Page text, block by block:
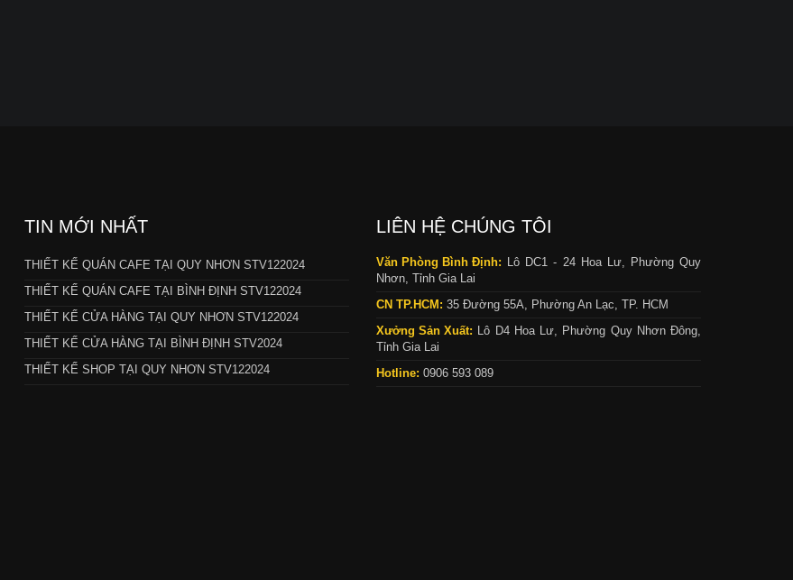
TIN MỚI NHẤT
THIẾT KẾ QUÁN CAFE TẠI QUY NHƠN STV122024
THIẾT KẾ QUÁN CAFE TẠI BÌNH ĐỊNH STV122024
THIẾT KẾ CỬA HÀNG TẠI QUY NHƠN STV122024
THIẾT KẾ CỬA HÀNG TẠI BÌNH ĐỊNH STV2024
THIẾT KẾ SHOP TẠI QUY NHƠN STV122024
LIÊN HỆ CHÚNG TÔI
Văn Phòng Bình Định: Lô DC1 - 24 Hoa Lư, Phường Quy
Nhơn, Tỉnh Gia Lai
CN TP.HCM: 35 Đường 55A, Phường An Lạc, TP. HCM
Xưởng Sản Xuất: Lô D4 Hoa Lư, Phường Quy Nhơn Đông,
Tỉnh Gia Lai
Hotline: 0906 593 089